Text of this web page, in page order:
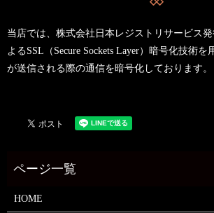
当店では、株式会社日本レジストリサービス
よるSSL（Secure Sockets Layer）暗号化技術
が送信される際の通信を暗号化しております。
HOME